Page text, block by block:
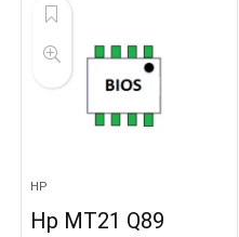
HP
Hp MT21 Q89